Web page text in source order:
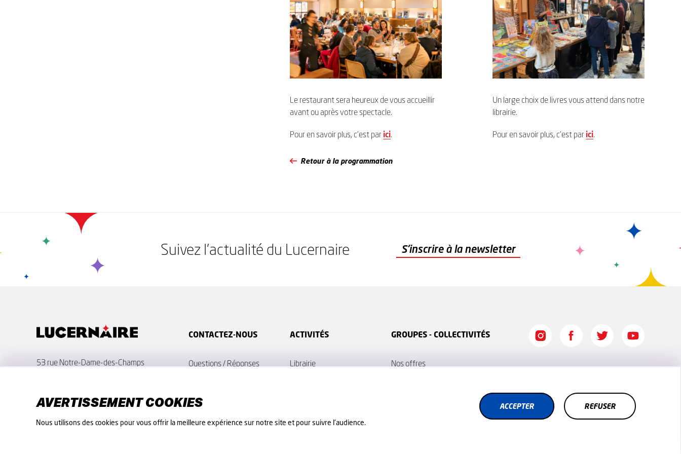
Le restaurant sera heureux de vous accueillir
avant ou après votre spectacle.
Pour en savoir plus, c’est par ici.
Un large choix de livres vous attend dans notre
librairie.
Pour en savoir plus, c’est par ici.
Retour à la programmation
Suivez l'actualité du Lucernaire S'inscrire à la newsletter
S'inscrire à la newsletter
53 rue Notre-Dame-des-Champs
Billetterie :
01 45 44 57 34
CONTACTEZ-NOUS
Questions / Réponses
Le Lucernaire
ACTIVITÉS
Librairie
GROUPES - COLLECTIVITÉS
Nos offres
AVERTISSEMENT COOKIES
Nous utilisons des cookies pour vous offrir la meilleure expérience sur notre site et pour suivre l'audience.
ACCEPTER REFUSER
REFUSER